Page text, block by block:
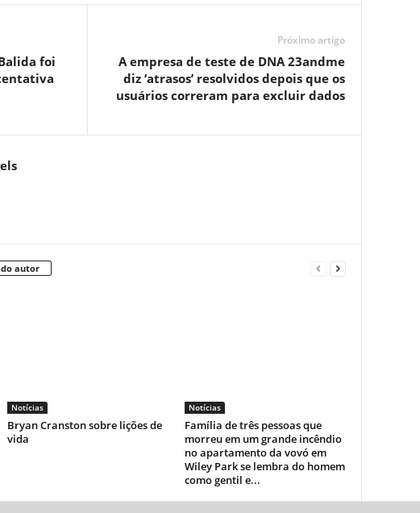
foi
Próximo artigo
A empresa de teste de DNA 23andme
diz ‘atrasos’ resolvidos depois que os
usuários correram para excluir dados
do autor
Notícias
Bryan Cranston sobre lições de
vida
Notícias
Família de três pessoas que
morreu em um grande incêndio
no apartamento da vovó em
Wiley Park se lembra do homem
como gentil e...